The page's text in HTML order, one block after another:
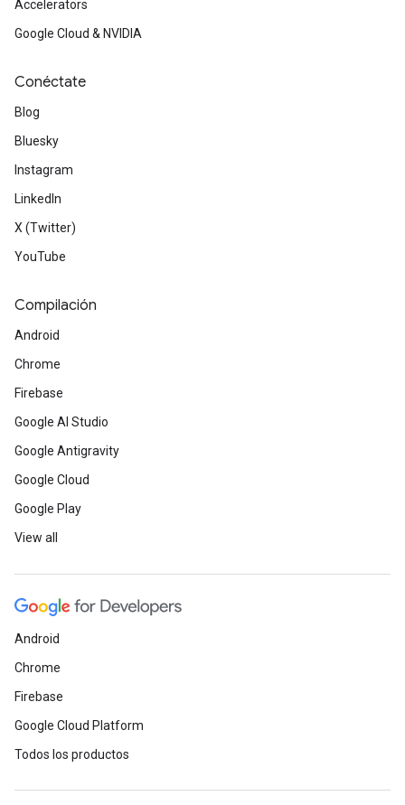
Accelerators
Google Cloud & NVIDIA
Conéctate
Blog
Bluesky
Instagram
LinkedIn
X (Twitter)
YouTube
Compilación
Android
Chrome
Firebase
Google AI Studio
Google Antigravity
Google Cloud
Google Play
View all
Android
Chrome
Firebase
Google Cloud Platform
Todos los productos